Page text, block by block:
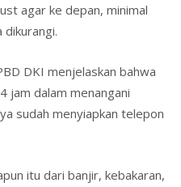
agar ke depan, minimal
dikurangi.
DKI menjelaskan bahwa
jam dalam menangani
sudah menyiapkan telepon
itu dari banjir, kebakaran,